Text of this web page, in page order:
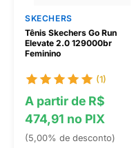
SKECHERS
Tênis Skechers Go Run
Elevate 2.0 129000br
Feminino
(1)
A partir de R$
474,91 no PIX
(5,00% de desconto)